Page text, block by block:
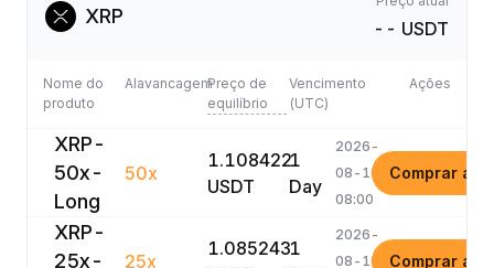
XRP
-- USDT
Nome do
produto
AlavancagemPreço de
equilíbrio
Vencimento
(UTC)
Ações
XRP-
50x-
Long
50x
1.108422
USDT
1
Day
2026-
08-10
08:00
Comprar
XRP-
25x-
25x
1.0852431
2026-
08-10
Comprar